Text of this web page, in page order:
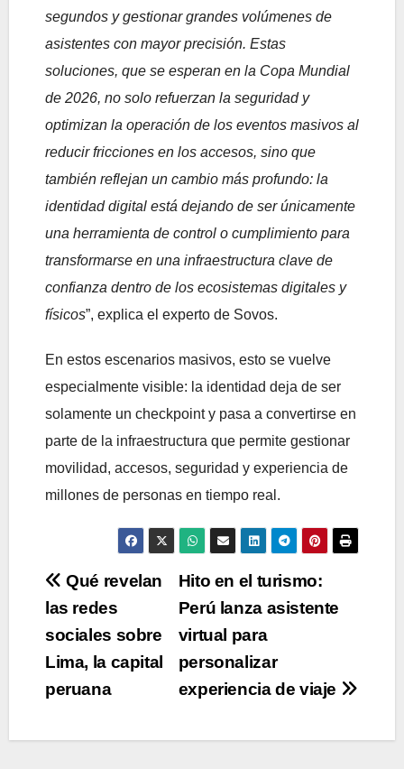
segundos y gestionar grandes volúmenes de
asistentes con mayor precisión. Estas
soluciones, que se esperan en la Copa Mundial
de 2026, no solo refuerzan la seguridad y
optimizan la operación de los eventos masivos al
reducir fricciones en los accesos, sino que
también reflejan un cambio más profundo: la
identidad digital está dejando de ser únicamente
una herramienta de control o cumplimiento para
transformarse en una infraestructura clave de
confianza dentro de los ecosistemas digitales y
físicos”, explica el experto de Sovos.
En estos escenarios masivos, esto se vuelve
especialmente visible: la identidad deja de ser
solamente un checkpoint y pasa a convertirse en
parte de la infraestructura que permite gestionar
movilidad, accesos, seguridad y experiencia de
millones de personas en tiempo real.
Navegación
de
entradas
Hito en el turismo:
Perú lanza asistente
virtual para
personalizar
experiencia de viaje
Qué revelan
las redes
sociales sobre
Lima, la capital
peruana